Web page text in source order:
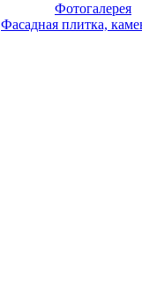
Фотогалерея
Фасадная плитка,